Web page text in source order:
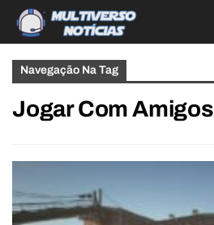
Navegação Na Tag
Jogar Com Amigos